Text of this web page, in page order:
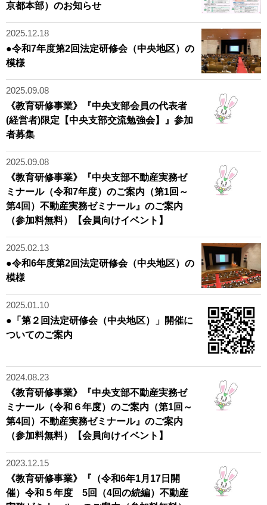
京都本部）のお知らせ
2025.12.18
●令和7年度第2回法定研修会（中央地区）の
模様
2025.09.08
《教育研修事業》『中央支部会員の代表者
(経営者)限定【中央支部交流勉強会】』参加
者募集
2025.09.08
《教育研修事業》『中央支部不動産実務ゼ
ミナール（令和7年度）のご案内（第1回～
第4回）不動産実務ゼミナール』のご案内
（参加料無料）【会員向けイベント】
2025.02.13
●令和6年度第2回法定研修会（中央地区）の
模様
2025.01.10
●「第２回法定研修会（中央地区）」開催に
ついてのご案内
2024.08.23
《教育研修事業》『中央支部不動産実務ゼ
ミナール（令和６年度）のご案内（第1回～
第4回）不動産実務ゼミナール』のご案内
（参加料無料）【会員向けイベント】
2023.12.15
《教育研修事業》『（令和6年1月17日開
催）令和５年度 5回（4回の続編）不動産